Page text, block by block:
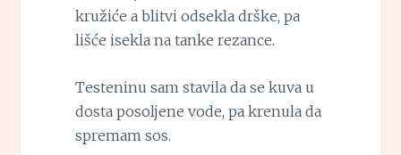
kružiće a blitvi odsekla drške, pa
lišće isekla na tanke rezance.
Testeninu sam stavila da se kuva u
dosta posoljene vode, pa krenula da
spremam sos.